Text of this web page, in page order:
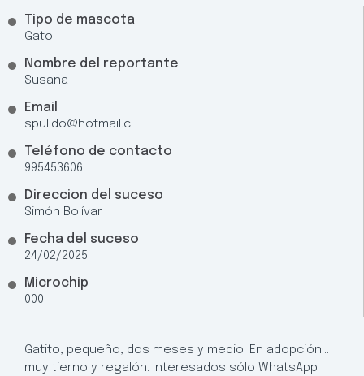
Tipo de mascota
Gato
Nombre del reportante
Susana
Email
spulido@hotmail.cl
Teléfono de contacto
995453606
Direccion del suceso
Simón Bolívar
Fecha del suceso
24/02/2025
Microchip
000
Gatito, pequeño, dos meses y medio. En adopción…
muy tierno y regalón. Interesados sólo WhatsApp